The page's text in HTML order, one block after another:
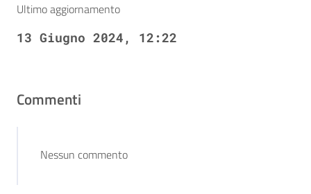
Ultimo aggiornamento
13 Giugno 2024, 12:22
Commenti
Nessun commento